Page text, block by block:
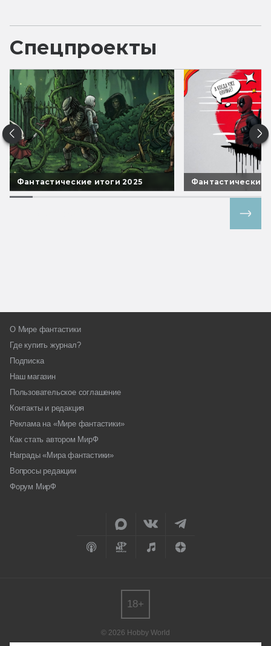
Спецпроекты
Фантастические итоги 2025 Фантастические
О Мире фантастики
Где купить журнал?
Подписка
Наш магазин
Пользовательское соглашение
Контакты и редакция
Реклама на «Мире фантастики»
Как стать автором МирФ
Награды «Мира фантастики»
Вопросы редакции
Форум МирФ
© 2026 Hobby World
18+